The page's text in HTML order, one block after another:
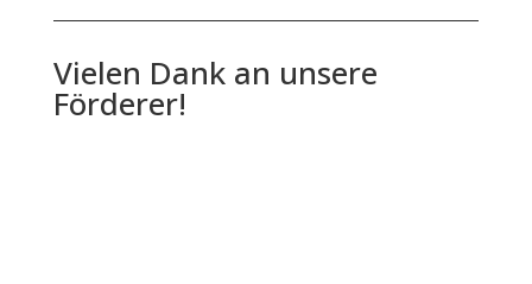
Vielen Dank an unsere
Förderer!